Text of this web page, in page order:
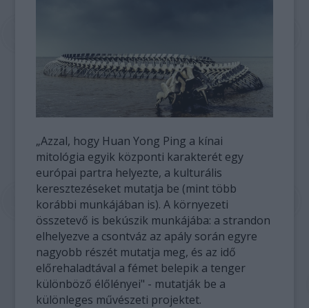
„Azzal, hogy Huan Yong Ping a kínai
mitológia egyik központi karakterét egy
európai partra helyezte, a kulturális
keresztezéseket mutatja be (mint több
korábbi munkájában is). A környezeti
összetevő is bekúszik munkájába: a strandon
elhelyezve a csontváz az apály során egyre
nagyobb részét mutatja meg, és az idő
előrehaladtával a fémet belepik a tenger
különböző élőlényei" - mutatják be a
különleges művészeti projektet.